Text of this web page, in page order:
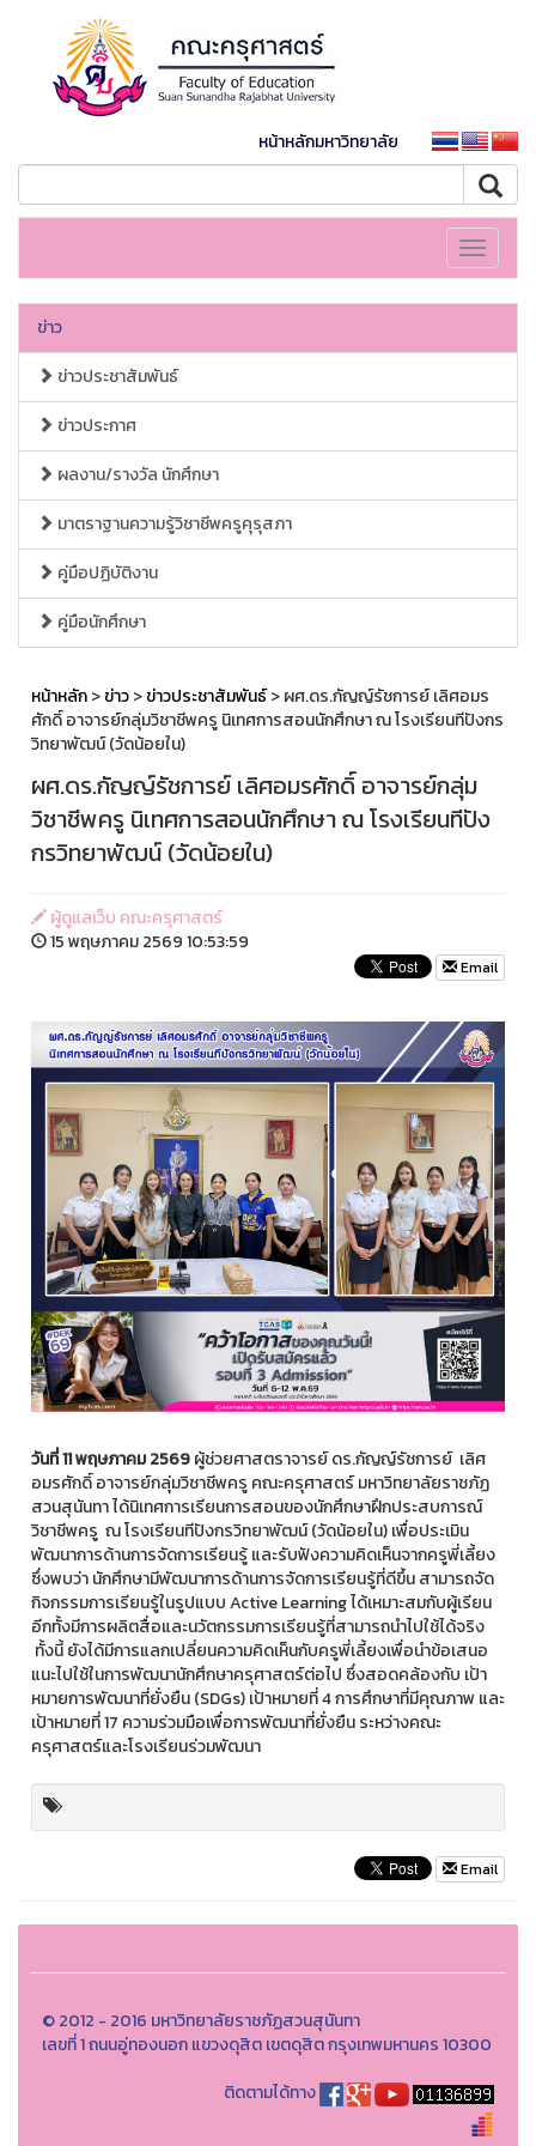
หน้าหลักมหาวิทยาลัย
Toggle
ข่าว
ข่าวประชาสัมพันธ์
ข่าวประกาศ
ผลงาน/รางวัล นักศึกษา
มาตราฐานความรู้วิชาชีพครูคุรุสภา
คู่มือปฏิบัติงาน
คู่มือนักศึกษา
หน้าหลัก>ข่าว>ข่าวประชาสัมพันธ์> ผศ.ดร.กัญญ์รัชการย์ เลิศอมร
ศักดิ์ อาจารย์กลุ่มวิชาชีพครู นิเทศการสอนนักศึกษา ณ โรงเรียนทีปังกร
วิทยาพัฒน์ (วัดน้อยใน)
ผศ.ดร.กัญญ์รัชการย์ เลิศอมรศักดิ์ อาจารย์กลุ่ม
วิชาชีพครู นิเทศการสอนนักศึกษา ณ โรงเรียนทีปัง
กรวิทยาพัฒน์ (วัดน้อยใน)
ผู้ดูแลเว็บ คณะครุศาสตร์
15 พฤษภาคม 2569 10:53:59
Email
วันที่ 11 พฤษภาคม 2569ผู้ช่วยศาสตราจารย์ ดร.กัญญ์รัชการย์ เลิศ
อมรศักดิ์ อาจารย์กลุ่มวิชาชีพครู คณะครุศาสตร์ มหาวิทยาลัยราชภัฏ
สวนสุนันทา ได้นิเทศการเรียนการสอนของนักศึกษาฝึกประสบการณ์
วิชาชีพครู ณ โรงเรียนทีปังกรวิทยาพัฒน์ (วัดน้อยใน) เพื่อประเมิน
พัฒนาการด้านการจัดการเรียนรู้ และรับฟังความคิดเห็นจากครูพี่เลี้ยง
ซึ่งพบว่า นักศึกษามีพัฒนาการด้านการจัดการเรียนรู้ที่ดีขึ้น สามารถจัด
กิจกรรมการเรียนรู้ในรูปแบบ Active Learning ได้เหมาะสมกับผู้เรียน
อีกทั้งมีการผลิตสื่อและนวัตกรรมการเรียนรู้ที่สามารถนำไปใช้ได้จริง
ทั้งนี้ ยังได้มีการแลกเปลี่ยนความคิดเห็นกับครูพี่เลี้ยงเพื่อนำข้อเสนอ
แนะไปใช้ในการพัฒนานักศึกษาครุศาสตร์ต่อไป ซึ่งสอดคล้องกับ เป้า
หมายการพัฒนาที่ยั่งยืน (SDGs) เป้าหมายที่ 4 การศึกษาที่มีคุณภาพ และ
เป้าหมายที่ 17 ความร่วมมือเพื่อการพัฒนาที่ยั่งยืน ระหว่างคณะ
ครุศาสตร์และโรงเรียนร่วมพัฒนา
Email
© 2012 - 2016 มหาวิทยาลัยราชภัฏสวนสุนันทา
เลขที่ 1 ถนนอู่ทองนอก แขวงดุสิต เขตดุสิต กรุงเทพมหานคร 10300
ติดตามได้ทาง